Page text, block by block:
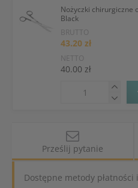
Nożyczki chirurgiczne
Black
BRUTTO
43.20 zł
NETTO
40.00 zł
Prześlij pytanie
Dostępne metody płatności